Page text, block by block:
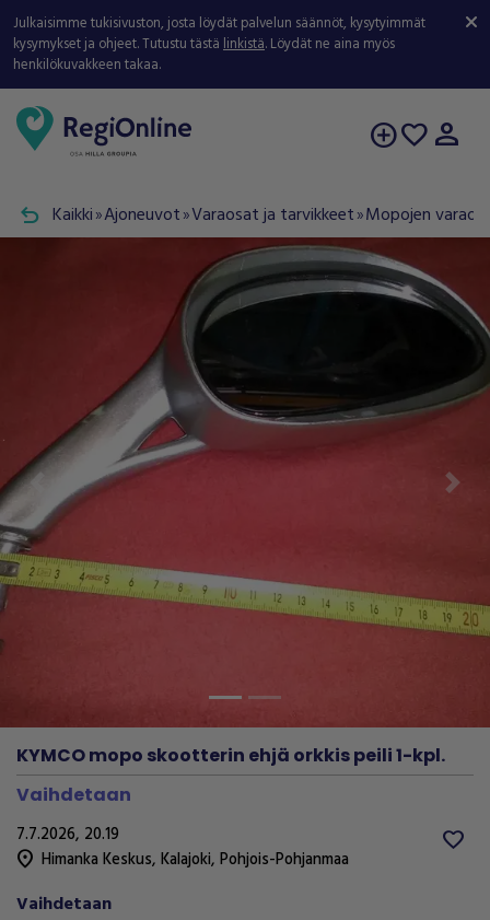
Julkaisimme tukisivuston, josta löydät palvelun säännöt, kysytyimmät
kysymykset ja ohjeet. Tutustu tästälinkistä. Löydät ne aina myös
henkilökuvakkeen takaa.
add_circlefavorite person
undo Kaikki double_arrowAjoneuvot double_arrowVaraosat ja tarvikkeet double_arrow Mopojen
Previous Next
KYMCO mopo skootterin ehjä orkkis peili 1-kpl.
Vaihdetaan
favorite
7.7.2026, 20.19
location_on Himanka Keskus, Kalajoki, Pohjois-Pohjanmaa
Vaihdetaan